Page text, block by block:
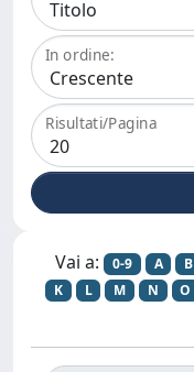
In ordine:
Risultati/Pagina
Vai a: 0-9 A B
K
L M N O